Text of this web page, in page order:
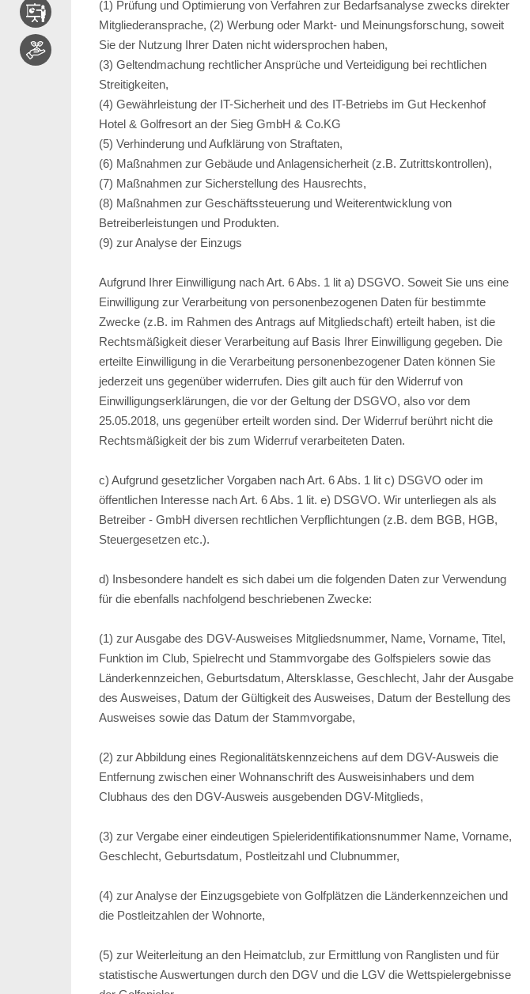
(1) Prüfung und Optimierung von Verfahren zur Bedarfsanalyse zwecks direkter
Mitgliederansprache, (2) Werbung oder Markt- und Meinungsforschung, soweit
Sie der Nutzung Ihrer Daten nicht widersprochen haben,
(3) Geltendmachung rechtlicher Ansprüche und Verteidigung bei rechtlichen
Streitigkeiten,
(4) Gewährleistung der IT-Sicherheit und des IT-Betriebs im Gut Heckenhof
Hotel & Golfresort an der Sieg GmbH & Co.KG
(5) Verhinderung und Aufklärung von Straftaten,
(6) Maßnahmen zur Gebäude und Anlagensicherheit (z.B. Zutrittskontrollen),
(7) Maßnahmen zur Sicherstellung des Hausrechts,
(8) Maßnahmen zur Geschäftssteuerung und Weiterentwicklung von
Betreiberleistungen und Produkten.
(9) zur Analyse der Einzugs
Aufgrund Ihrer Einwilligung nach Art. 6 Abs. 1 lit a) DSGVO. Soweit Sie uns eine
Einwilligung zur Verarbeitung von personenbezogenen Daten für bestimmte
Zwecke (z.B. im Rahmen des Antrags auf Mitgliedschaft) erteilt haben, ist die
Rechtsmäßigkeit dieser Verarbeitung auf Basis Ihrer Einwilligung gegeben. Die
erteilte Einwilligung in die Verarbeitung personenbezogener Daten können Sie
jederzeit uns gegenüber widerrufen. Dies gilt auch für den Widerruf von
Einwilligungserklärungen, die vor der Geltung der DSGVO, also vor dem
25.05.2018, uns gegenüber erteilt worden sind. Der Widerruf berührt nicht die
Rechtsmäßigkeit der bis zum Widerruf verarbeiteten Daten.
c) Aufgrund gesetzlicher Vorgaben nach Art. 6 Abs. 1 lit c) DSGVO oder im
öffentlichen Interesse nach Art. 6 Abs. 1 lit. e) DSGVO. Wir unterliegen als als
Betreiber - GmbH diversen rechtlichen Verpflichtungen (z.B. dem BGB, HGB,
Steuergesetzen etc.).
d) Insbesondere handelt es sich dabei um die folgenden Daten zur Verwendung
für die ebenfalls nachfolgend beschriebenen Zwecke:
(1) zur Ausgabe des DGV-Ausweises Mitgliedsnummer, Name, Vorname, Titel,
Funktion im Club, Spielrecht und Stammvorgabe des Golfspielers sowie das
Länderkennzeichen, Geburtsdatum, Altersklasse, Geschlecht, Jahr der Ausgabe
des Ausweises, Datum der Gültigkeit des Ausweises, Datum der Bestellung des
Ausweises sowie das Datum der Stammvorgabe,
(2) zur Abbildung eines Regionalitätskennzeichens auf dem DGV-Ausweis die
Entfernung zwischen einer Wohnanschrift des Ausweisinhabers und dem
Clubhaus des den DGV-Ausweis ausgebenden DGV-Mitglieds,
(3) zur Vergabe einer eindeutigen Spieleridentifikationsnummer Name, Vorname,
Geschlecht, Geburtsdatum, Postleitzahl und Clubnummer,
(4) zur Analyse der Einzugsgebiete von Golfplätzen die Länderkennzeichen und
die Postleitzahlen der Wohnorte,
(5) zur Weiterleitung an den Heimatclub, zur Ermittlung von Ranglisten und für
statistische Auswertungen durch den DGV und die LGV die Wettspielergebnisse